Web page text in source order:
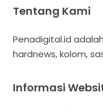
Tentang Kami
Penadigital.id
hardnews, kolom,
Informasi